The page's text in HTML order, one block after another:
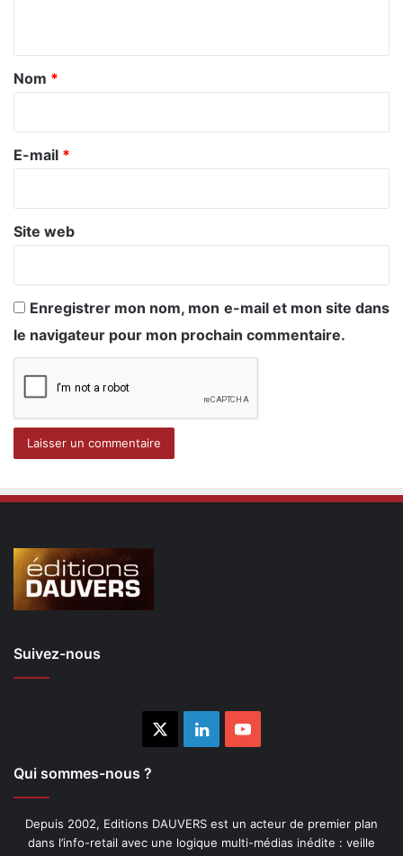
a
e
Nom *
E-mail *
Site web
Enregistrer mon nom, mon e-mail et mon site dans
le navigateur pour mon prochain commentaire.
Suivez-nous
LinkedinYouTube
Qui sommes-nous ?
Depuis 2002, Editions DAUVERS est un acteur de premier plan
dans l’info-retail avec une logique multi-médias inédite : veille